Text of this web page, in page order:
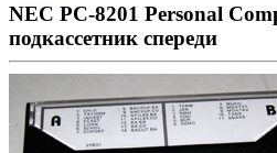
NEC PC-8201 Personal
подкассетник спереди